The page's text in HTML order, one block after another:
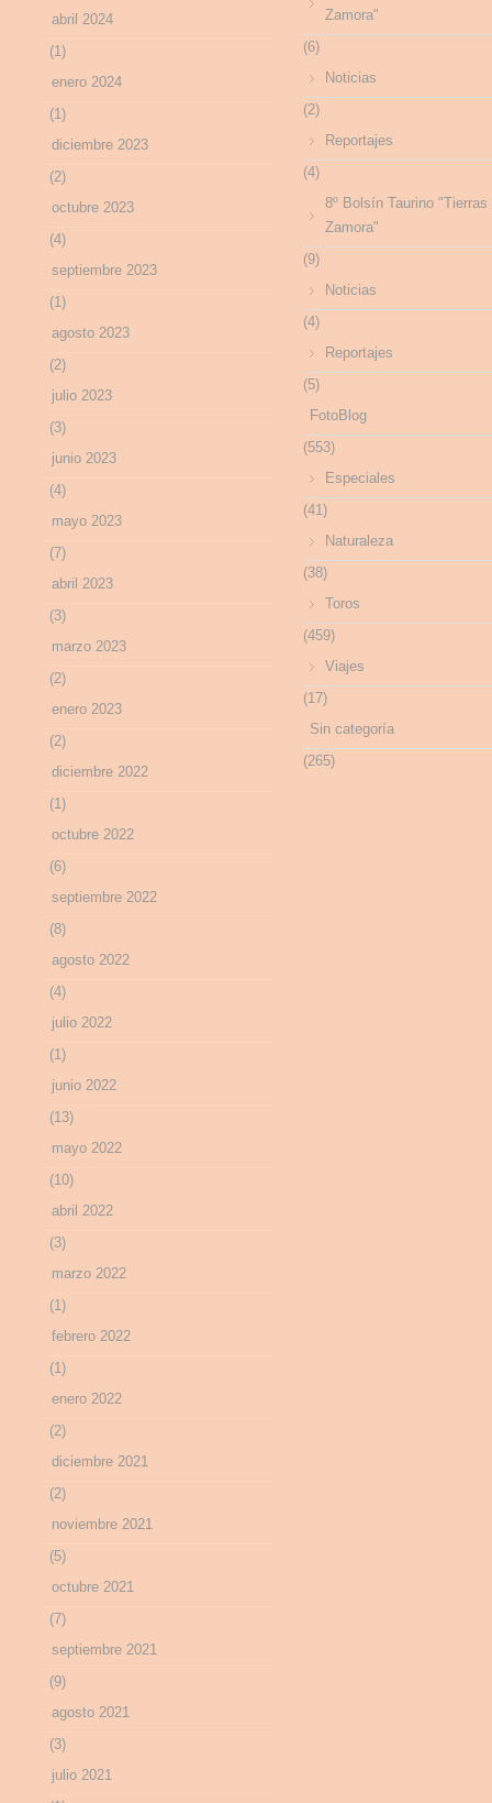
abril 2024
(1)
enero 2024
(1)
diciembre 2023
(2)
octubre 2023
(4)
septiembre 2023
(1)
agosto 2023
(2)
julio 2023
(3)
junio 2023
(4)
mayo 2023
(7)
abril 2023
(3)
marzo 2023
(2)
enero 2023
(2)
diciembre 2022
(1)
octubre 2022
(6)
septiembre 2022
(8)
agosto 2022
(4)
julio 2022
(1)
junio 2022
(13)
mayo 2022
(10)
abril 2022
(3)
marzo 2022
(1)
febrero 2022
(1)
enero 2022
(2)
diciembre 2021
(2)
noviembre 2021
(5)
octubre 2021
(7)
septiembre 2021
(9)
agosto 2021
(3)
julio 2021
Zamora"
(6)
Noticias
(2)
Reportajes
(4)
8º Bolsín Taurino "Tierras
Zamora"
(9)
Noticias
(4)
Reportajes
(5)
FotoBlog
(553)
Especiales
(41)
Naturaleza
(38)
Toros
(459)
Viajes
(17)
Sin categoría
(265)